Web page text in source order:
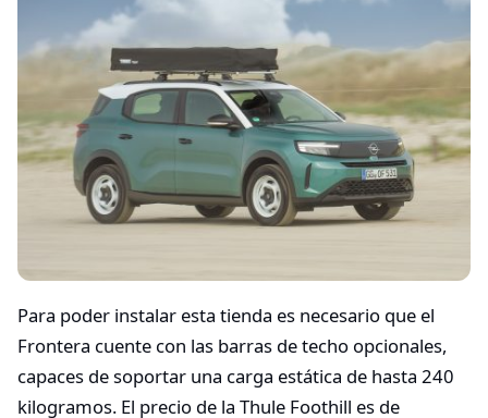
Para poder instalar esta tienda es necesario que el
Frontera cuente con las barras de techo opcionales,
capaces de soportar una carga estática de hasta 240
kilogramos. El precio de la Thule Foothill es de